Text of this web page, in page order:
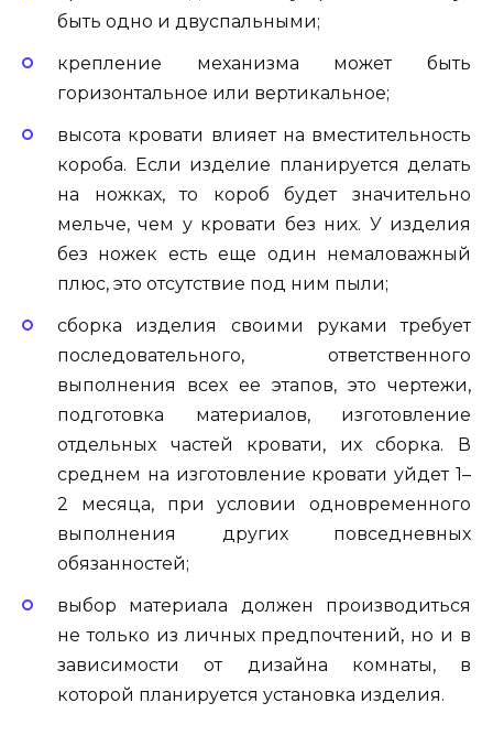
быть одно и двуспальными;
крепление механизма может быть
горизонтальное или вертикальное;
высота кровати влияет на вместительность
короба. Если изделие планируется делать
на ножках, то короб будет значительно
мельче, чем у кровати без них. У изделия
без ножек есть еще один немаловажный
плюс, это отсутствие под ним пыли;
сборка изделия своими руками требует
последовательного, ответственного
выполнения всех ее этапов, это чертежи,
подготовка материалов, изготовление
отдельных частей кровати, их сборка. В
среднем на изготовление кровати уйдет 1–
2 месяца, при условии одновременного
выполнения других повседневных
обязанностей;
выбор материала должен производиться
не только из личных предпочтений, но и в
зависимости от дизайна комнаты, в
которой планируется установка изделия.